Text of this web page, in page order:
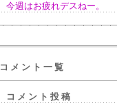
今週はお疲れデスねー。
コメント一覧
コメント投稿